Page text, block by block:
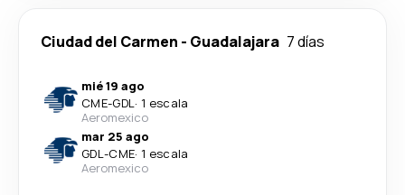
Ciudad del Carmen - Guadalajara 7 días
mié 19 ago
CME-GDL· 1 escala
Aeromexico
mar 25 ago
GDL-CME· 1 escala
Aeromexico